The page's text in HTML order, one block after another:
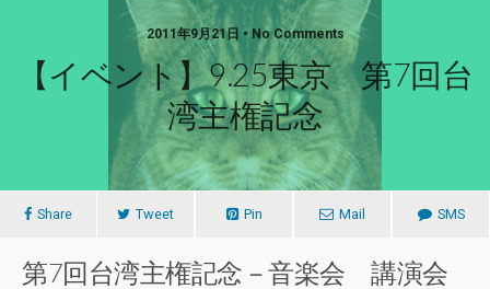
2011年9月21日 • No Comments
【イベント】9.25東京 第7回台
湾主権記念
Share Tweet Pin Mail SMS
第7回台湾主権記念－音楽会 講演会